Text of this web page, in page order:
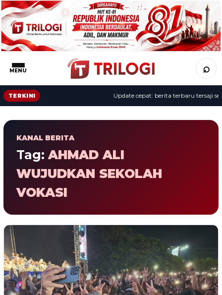
MENU ⌕
TERKINI Update cepat: berita terbaru tersaji
KANAL BERITA
Tag: AHMAD ALI
WUJUDKAN SEKOLAH
VOKASI